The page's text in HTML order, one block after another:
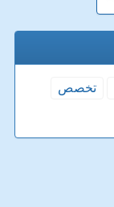
تخصص